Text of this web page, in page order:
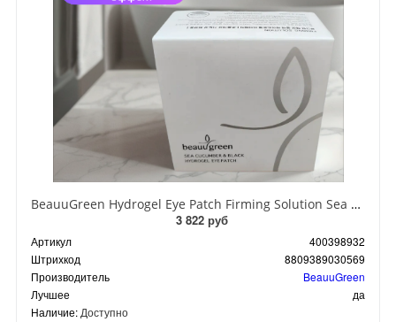
BeauuGreen Hydrogel Eye Patch Firming Solution Sea Cocumber & Black Гидрогелевые патчи для кожи вокруг глаз с экстрактом черного морского огурца 60 шт 90 гр
3 822 руб
Артикул
400398932
Штрихкод
8809389030569
Производитель
BeauuGreen
Лучшее
да
Наличие: Доступно